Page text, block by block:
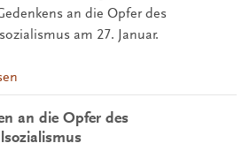
an die Opfer des
am 27. Januar.
an die Opfer des